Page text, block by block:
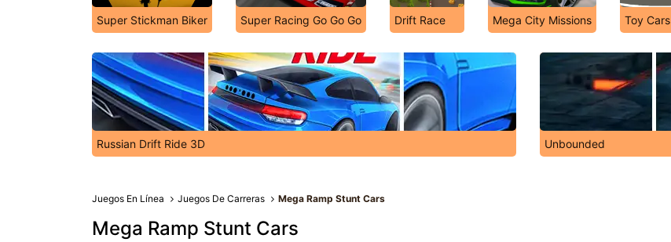
Super Stickman Biker Super Racing Go Go Go Drift Race Mega City Missions Toy Cars
Russian Drift Ride 3D Unbounded
Juegos En Línea Juegos De Carreras Mega Ramp Stunt Cars
Mega Ramp Stunt Cars